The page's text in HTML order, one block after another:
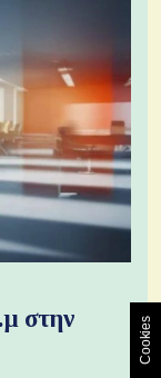
στην
Cookies